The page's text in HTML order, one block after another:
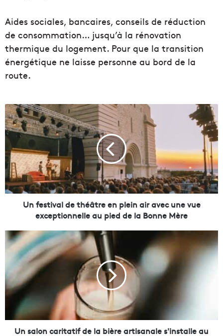
Aides sociales, bancaires, conseils de réduction
de consommation… jusqu’à la rénovation
thermique du logement. Pour que la transition
énergétique ne laisse personne au bord de la
route.
U
n
f
s
t
i
v
a
t
h
â
t
r
e
n
Un festival de théâtre en plein air avec une vue
exceptionnelle au pied de la Bonne Mère
U
n
a
l
o
n
a
Un salon caritatif de la bière artisanale s'installe au